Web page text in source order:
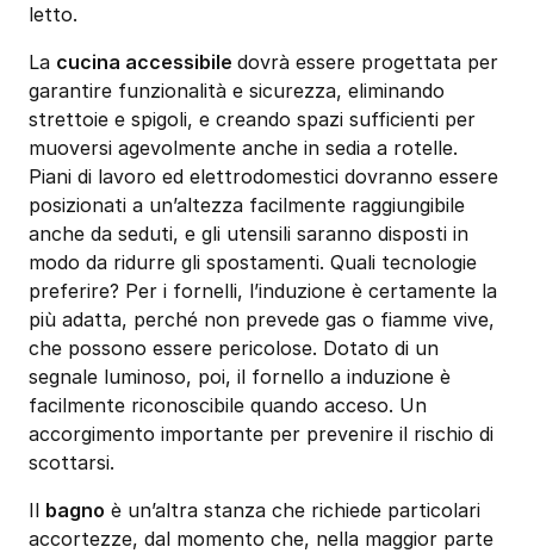
letto.
La cucina accessibile dovrà essere progettata per
garantire funzionalità e sicurezza, eliminando
strettoie e spigoli, e creando spazi sufficienti per
muoversi agevolmente anche in sedia a rotelle.
Piani di lavoro ed elettrodomestici dovranno essere
posizionati a un’altezza facilmente raggiungibile
anche da seduti, e gli utensili saranno disposti in
modo da ridurre gli spostamenti. Quali tecnologie
preferire? Per i fornelli, l’induzione è certamente la
più adatta, perché non prevede gas o fiamme vive,
che possono essere pericolose. Dotato di un
segnale luminoso, poi, il fornello a induzione è
facilmente riconoscibile quando acceso. Un
accorgimento importante per prevenire il rischio di
scottarsi.
Il bagno è un’altra stanza che richiede particolari
accortezze, dal momento che, nella maggior parte